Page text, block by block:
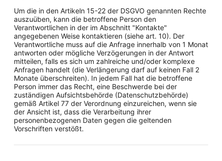
Um die in den Artikeln 15-22 der DSGVO genannten Rechte
auszuüben, kann die betroffene Person den
Verantwortlichen in der im Abschnitt "Kontakte"
angegebenen Weise kontaktieren (siehe art. 10). Der
Verantwortliche muss auf die Anfrage innerhalb von 1 Monat
antworten oder mögliche Verzögerungen in der Antwort
mitteilen, falls es sich um zahlreiche und/oder komplexe
Anfragen handelt (die Verlängerung darf auf keinen Fall 2
Monate überschreiten). In jedem Fall hat die betroffene
Person immer das Recht, eine Beschwerde bei der
zuständigen Aufsichtsbehörde (Datenschutzbehörde)
gemäß Artikel 77 der Verordnung einzureichen, wenn sie
der Ansicht ist, dass die Verarbeitung ihrer
personenbezogenen Daten gegen die geltenden
Vorschriften verstößt.